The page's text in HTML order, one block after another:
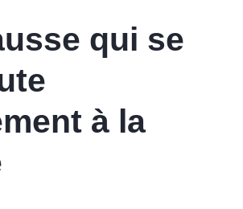
qui se
à la